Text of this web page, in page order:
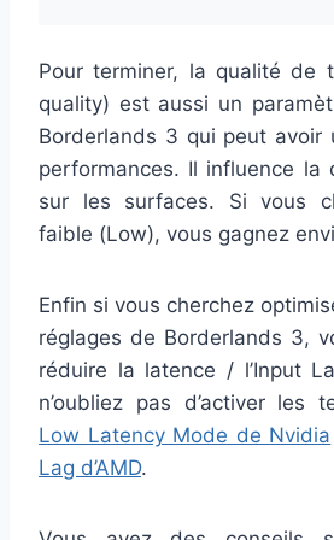
Pour terminer, la qualité de
quality) est aussi un
Borderlands 3 qui peut avoir
performances. Il influence la
sur les surfaces. Si vous
faible (Low), vous gagnez
Enfin si vous cherchez
réglages de Borderlands 3,
réduire la latence / l’Input
n’oubliez pas d’activer les
Low Latency Mode de Nvidia
Lag d’AMD.